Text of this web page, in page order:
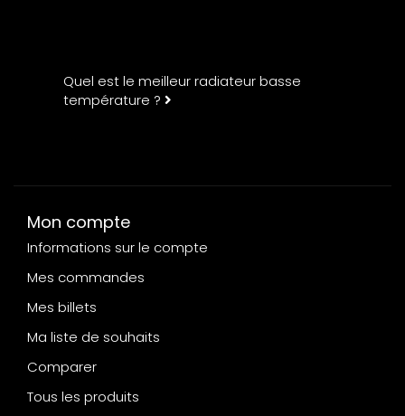
Quel est le meilleur radiateur basse
température ?
Mon compte
Informations sur le compte
Mes commandes
Mes billets
Ma liste de souhaits
Comparer
Tous les produits